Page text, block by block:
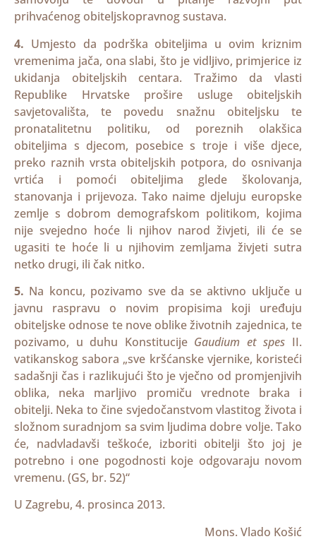
prihvaćenog obiteljskopravnog sustava.
4. Umjesto da podrška obiteljima u ovim kriznim
vremenima jača, ona slabi, što je vidljivo, primjerice iz
ukidanja obiteljskih centara. Tražimo da vlasti
Republike Hrvatske prošire usluge obiteljskih
savjetovališta, te povedu snažnu obiteljsku te
pronatalitetnu politiku, od poreznih olakšica
obiteljima s djecom, posebice s troje i više djece,
preko raznih vrsta obiteljskih potpora, do osnivanja
vrtića i pomoći obiteljima glede školovanja,
stanovanja i prijevoza. Tako naime djeluju europske
zemlje s dobrom demografskom politikom, kojima
nije svejedno hoće li njihov narod živjeti, ili će se
ugasiti te hoće li u njihovim zemljama živjeti sutra
netko drugi, ili čak nitko.
5. Na koncu, pozivamo sve da se aktivno uključe u
javnu raspravu o novim propisima koji uređuju
obiteljske odnose te nove oblike životnih zajednica, te
pozivamo, u duhu Konstitucije Gaudium et spes II.
vatikanskog sabora „sve kršćanske vjernike, koristeći
sadašnji čas i razlikujući što je vječno od promjenjivih
oblika, neka marljivo promiču vrednote braka i
obitelji. Neka to čine svjedočanstvom vlastitog života i
složnom suradnjom sa svim ljudima dobre volje. Tako
će, nadvladavši teškoće, izboriti obitelji što joj je
potrebno i one pogodnosti koje odgovaraju novom
vremenu. (GS, br. 52)“
U Zagrebu, 4. prosinca 2013.
Mons. Vlado Košić